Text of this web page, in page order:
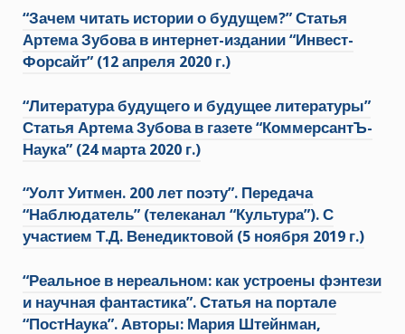
“Зачем читать истории о будущем?” Статья
Артема Зубова в интернет-издании “Инвест-
Форсайт” (12 апреля 2020 г.)
“Литература будущего и будущее литературы”
Статья Артема Зубова в газете “КоммерсантЪ-
Наука” (24 марта 2020 г.)
“Уолт Уитмен. 200 лет поэту”. Передача
“Наблюдатель” (телеканал “Культура”). С
участием Т.Д. Венедиктовой (5 ноября 2019 г.)
“Реальное в нереальном: как устроены фэнтези
и научная фантастика”. Статья на портале
“ПостНаука”. Авторы: Мария Штейнман,